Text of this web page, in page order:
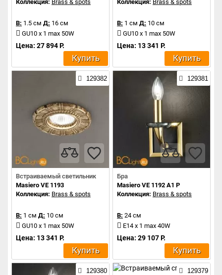
Коллекция: Brass & spots
В: 1.5 см Д: 16 см
GU10 x 1 max 50W
Цена: 27 894 Р.
Купить
Коллекция: Brass & spots
В: 1 см Д: 10 см
GU10 x 1 max 50W
Цена: 13 341 Р.
Купить
129382
Встраиваемый светильник
Masiero VE 1193
Коллекция: Brass & spots
В: 1 см Д: 10 см
GU10 x 1 max 50W
Цена: 13 341 Р.
Купить
129381
Бра
Masiero VE 1192 A1 P
Коллекция: Brass & spots
В: 24 см
E14 x 1 max 40W
Цена: 29 107 Р.
Купить
129380 129379